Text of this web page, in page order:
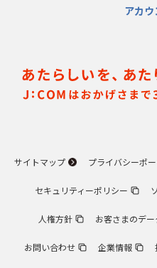
アカ
サイトマップ プライバシーポ
セキュリティーポリシー
人権方針 お客さまのデ
お問い合わせ 企業情報